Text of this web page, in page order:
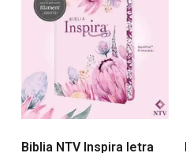
Biblia NTV Inspira letra